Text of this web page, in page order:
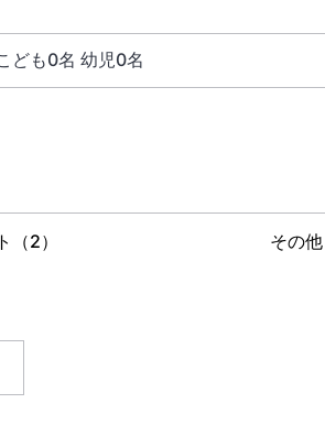
（2） その他